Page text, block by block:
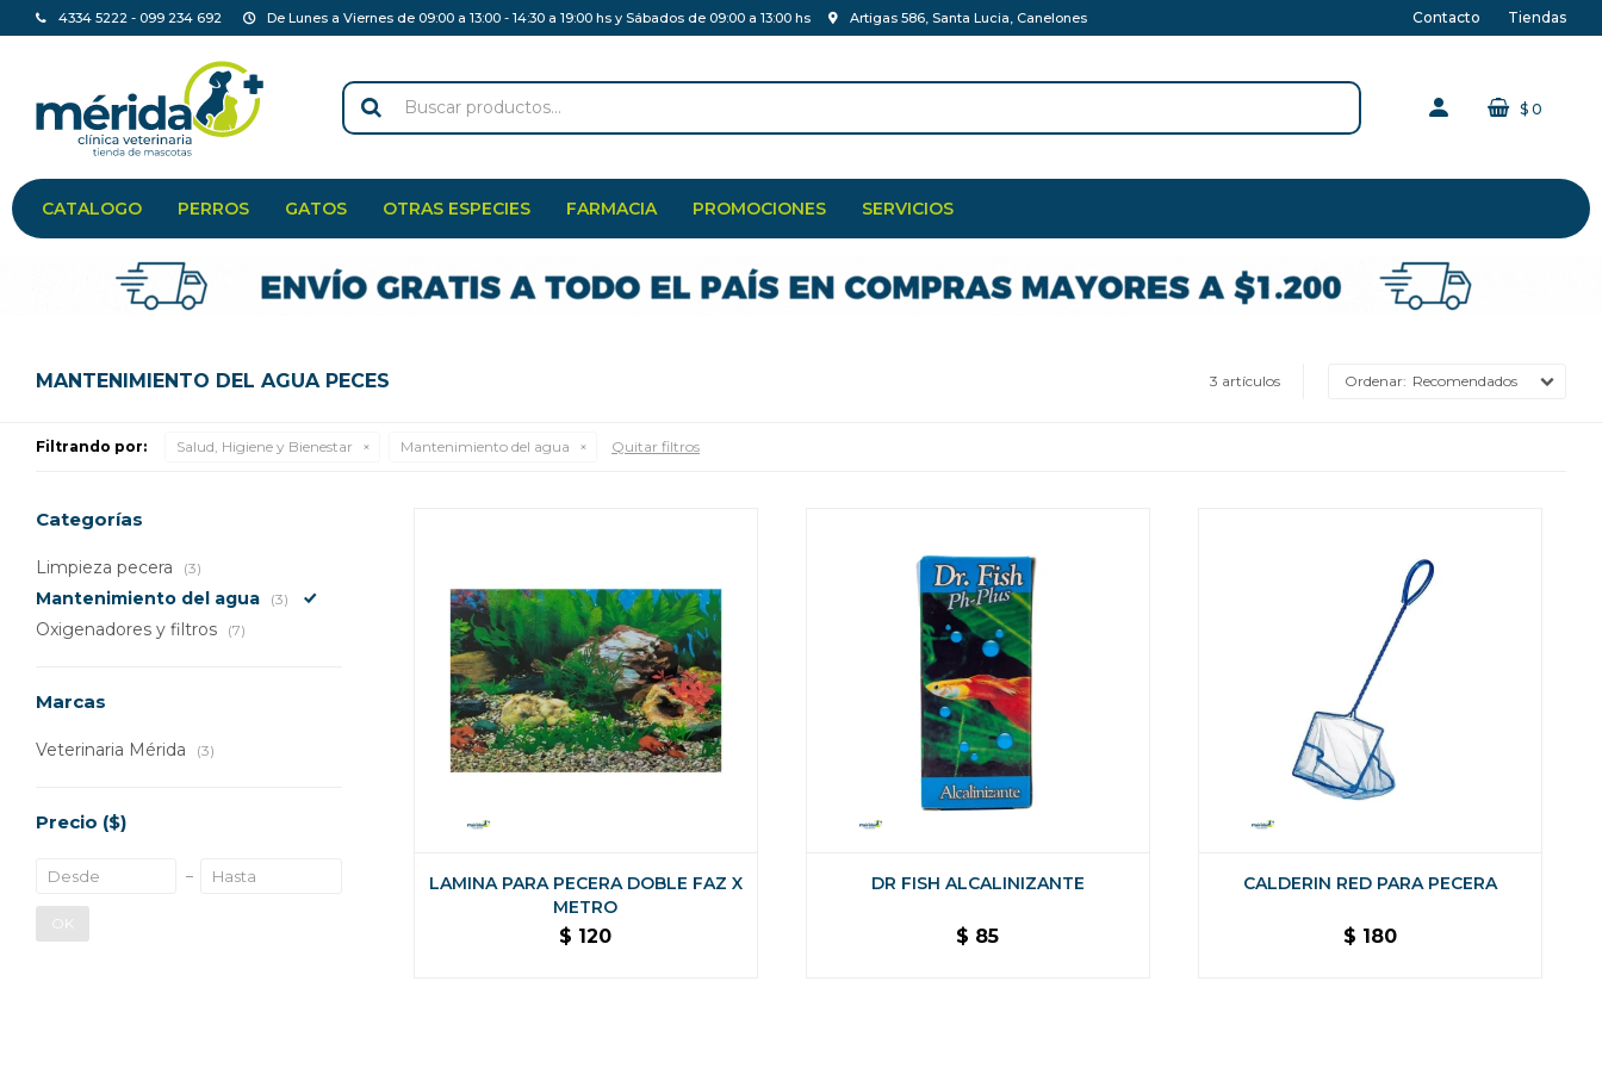
CATALOGO PERROS GATOS OTRAS ESPECIES FARMACIA PROMOCIONES SERVICIOS
$ 0
4334 5222 - 099 234 692 De Lunes a Viernes de 09:00 a 13:00 - 14:30 a 19:00 hs y Sábados de 09:00 a 13:00 hs Artigas 586, Santa Lucia, Canelones Contacto Tiendas
MANTENIMIENTO DEL AGUA PECES 3 artículos Recomendados
Filtrando por: Salud, Higiene y Bienestar Mantenimiento del agua Quitar filtros
LAMINA PARA PECERA DOBLE FAZ X
METRO
$ 120
DR FISH ALCALINIZANTE
$ 85
CALDERIN RED PARA PECERA
$ 180
Categorías
Limpieza pecera (3)
Mantenimiento del agua (3)
Oxigenadores y filtros (7)
Marcas
Veterinaria Mérida (3)
Precio ($)
OK